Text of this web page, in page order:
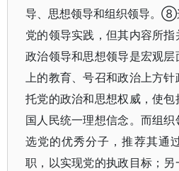
导、思想领导和组织领导。⑧
党的领导实践，但其内容所指
政治领导和思想领导是宏观
上的教育、号召和政治上方
托党的政治和思想权威，使
国人民统一理想信念。而组
选党的优秀分子，推荐其通
职，以实现党的执政目标；